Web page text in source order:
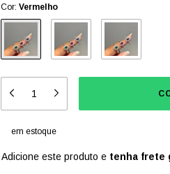
Cor: Vermelho
em estoque
Adicione este produto e tenha frete